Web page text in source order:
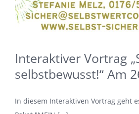
Interaktiver Vortrag
selbstbewusst!“ Am
In diesem Interaktiven Vortrag geht